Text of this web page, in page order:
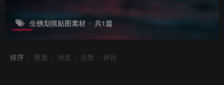
生锈划痕贴图素材 共1篇
排序 更新 浏览 点赞 评论